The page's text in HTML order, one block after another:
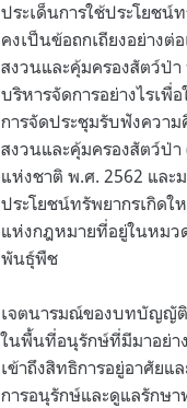
ประเด็นการใช้ประโยช
คงเป็นข้อถกเถียงอย่าง
สงวนและคุ้มครองสัตว์ป่
บริหารจัดการอย่างไรเพื่
การจัดประชุมรับฟังควา
สงวนและคุ้มครองสัตว์ป่
แห่งชาติ พ.ศ. 2562 และ
ประโยชน์ทรัพยากรเกิด
แห่งกฎหมายที่อยู่ในหมว
พันธุ์พืช
เจตนารมณ์ของบทบัญญั
ในพื้นที่อนุรักษ์ที่มีมาอย่า
เข้าถึงสิทธิการอยู่อาศัย
การอนุรักษ์และดูแลรักษ